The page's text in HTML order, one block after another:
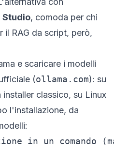
Studio, comoda per chi
il RAG da script, però,
e scaricare i modelli
(ollama.com): su
classico, su Linux
l'installazione, da
in un comando